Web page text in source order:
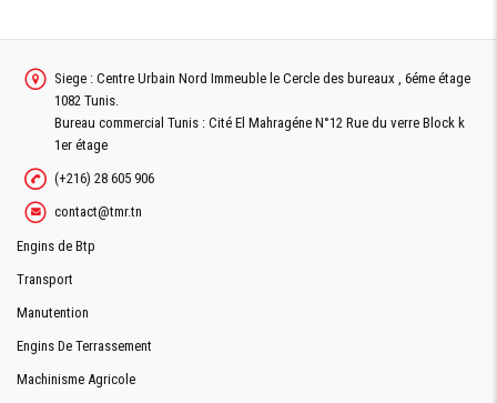
Siege : Centre Urbain Nord Immeuble le Cercle des bureaux , 6éme étage
1082 Tunis.
Bureau commercial Tunis : Cité El Mahragéne N°12 Rue du verre Block k
1er étage
(+216) 28 605 906
contact@tmr.tn
Engins de Btp
Transport
Manutention
Engins De Terrassement
Machinisme Agricole